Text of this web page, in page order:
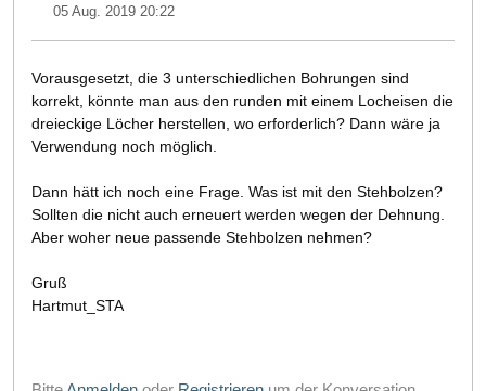
05 Aug. 2019 20:22
Vorausgesetzt, die 3 unterschiedlichen Bohrungen sind
korrekt, könnte man aus den runden mit einem Locheisen die
dreieckige Löcher herstellen, wo erforderlich? Dann wäre ja
Verwendung noch möglich.
Dann hätt ich noch eine Frage. Was ist mit den Stehbolzen?
Sollten die nicht auch erneuert werden wegen der Dehnung.
Aber woher neue passende Stehbolzen nehmen?
Gruß
Hartmut_STA